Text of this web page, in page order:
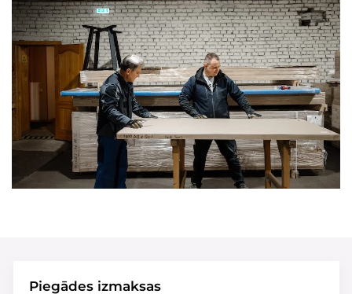
Piegādes izmaksas